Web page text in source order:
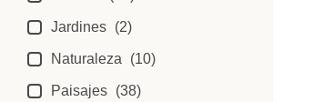
Jardines (2)
Naturaleza (10)
Paisajes (38)